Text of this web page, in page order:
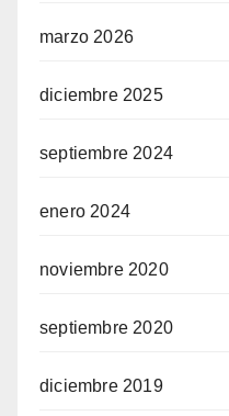
marzo 2026
diciembre 2025
septiembre 2024
enero 2024
noviembre 2020
septiembre 2020
diciembre 2019